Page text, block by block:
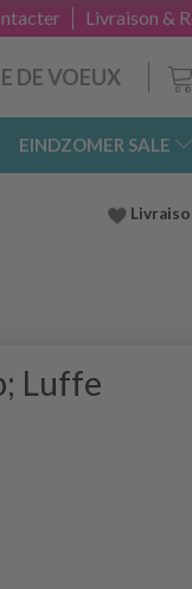
Livraison &
DE VOEUX
EINDZOMER SALE
Luffe